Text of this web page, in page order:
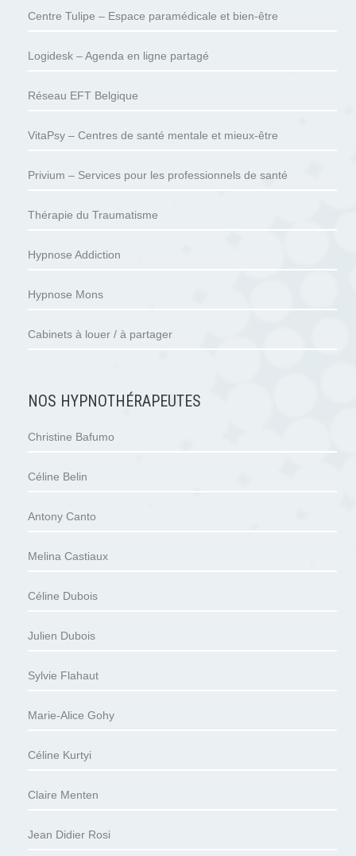
Centre Tulipe – Espace paramédicale et bien-être
Logidesk – Agenda en ligne partagé
Réseau EFT Belgique
VitaPsy – Centres de santé mentale et mieux-être
Privium – Services pour les professionnels de santé
Thérapie du Traumatisme
Hypnose Addiction
Hypnose Mons
Cabinets à louer / à partager
NOS HYPNOTHÉRAPEUTES
Christine Bafumo
Céline Belin
Antony Canto
Melina Castiaux
Céline Dubois
Julien Dubois
Sylvie Flahaut
Marie-Alice Gohy
Céline Kurtyi
Claire Menten
Jean Didier Rosi